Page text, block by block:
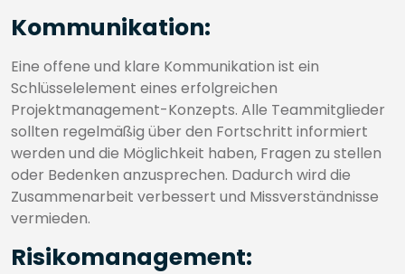
Kommunikation:
Eine offene und klare Kommunikation ist ein
Schlüsselelement eines erfolgreichen
Projektmanagement-Konzepts. Alle Teammitglieder
sollten regelmäßig über den Fortschritt informiert
werden und die Möglichkeit haben, Fragen zu stellen
oder Bedenken anzusprechen. Dadurch wird die
Zusammenarbeit verbessert und Missverständnisse
vermieden.
Risikomanagement: